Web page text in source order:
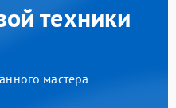
техники
мастера